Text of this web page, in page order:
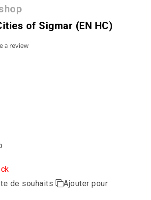
of Sigmar (EN HC)
a review
de souhaits
Ajouter pour